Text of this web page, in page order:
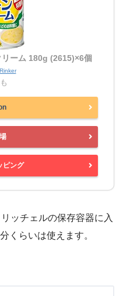
ーム 180g (2615)×6個
Rinker
ピング
ッチェルの保存容器に入
くらいは使えます。